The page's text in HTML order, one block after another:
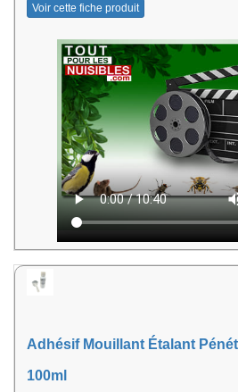
Voir cette fiche produit
Adhésif Mouillant Étalant
100ml